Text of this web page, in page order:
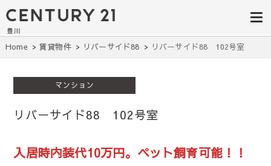
豊田市の中古
住宅・土地・
リノベ物件探
し｜センチュ
リー21豊川
建て・土地探しはセンチュリー21豊
川へ。豊田市内の最新物件情報を随
時更新中！駅近、建築条件無し、ペ
ット可、学区別など、お客様のこだ
Home 賃貸物件 リバーサイド88 リバーサイド88 102号室
マンション
リバーサイド88 102号室
入居時内装代10万円。ペット飼育可能！！